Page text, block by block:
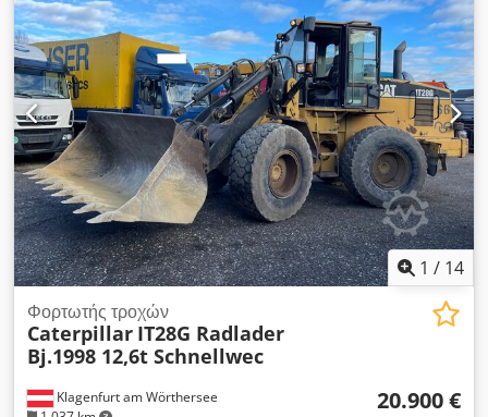
1 / 14
Klagenfurt am Wörthersee
Φορτωτής τροχών
Caterpillar IT28G Radlader
Bj.1998 12,6t Schnellwec
20.900 €